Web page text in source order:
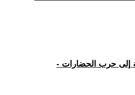
إلى حرب الحضارات -